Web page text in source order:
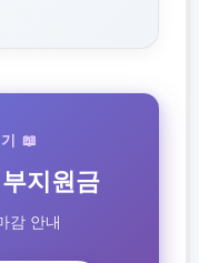
📖
지원금
감 안내